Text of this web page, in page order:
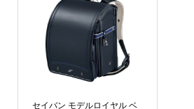
セイバン モデルロイヤル ベ